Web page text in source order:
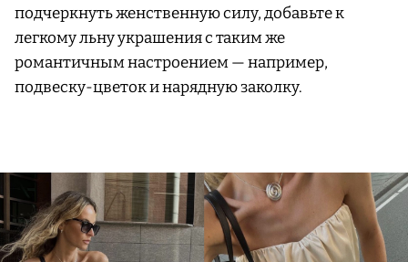
подчеркнуть женственную силу, добавьте к
легкому льну украшения с таким же
романтичным настроением — например,
подвеску-цветок и нарядную заколку.